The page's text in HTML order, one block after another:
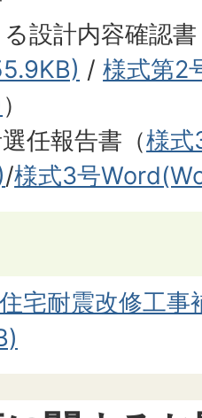
設計内容確認
/様式第2
）
任報告書（様式
/様式3号
宅耐震改修工